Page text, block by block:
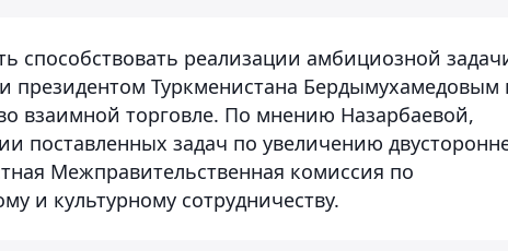
способствовать реализации амбициозной
президентом Туркменистана Бердымухамедовым
взаимной торговле. По мнению Назарбаевой,
поставленных задач по увеличению
Межправительственная комиссия по
и культурному сотрудничеству.